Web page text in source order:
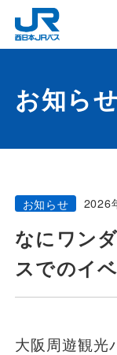
トップページ
西バスの魅力
高速バス
定期観光バス
お知らせ
お知らせ 2026
なにワン
スでのイ
大阪周遊観光